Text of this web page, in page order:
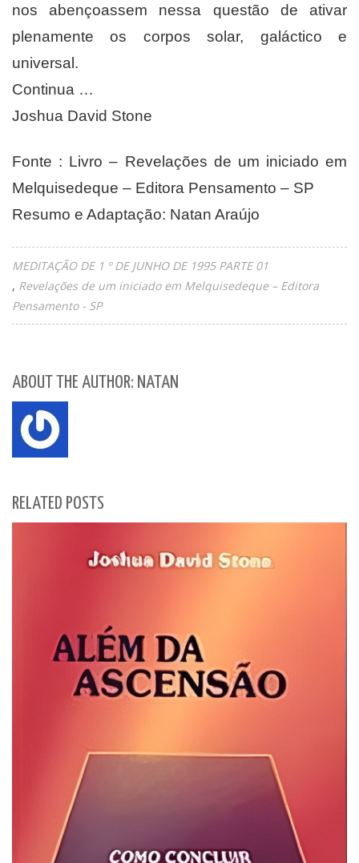
nos abençoassem nessa questão de ativar
plenamente os corpos solar, galáctico e
universal.
Continua …
Joshua David Stone
Fonte : Livro – Revelações de um iniciado em
Melquisedeque – Editora Pensamento – SP
Resumo e Adaptação: Natan Araújo
MEDITAÇÃO DE 1 º DE JUNHO DE 1995 PARTE 01
Revelações de um iniciado em Melquisedeque – Editora
Pensamento - SP
ABOUT THE AUTHOR: NATAN
RELATED POSTS